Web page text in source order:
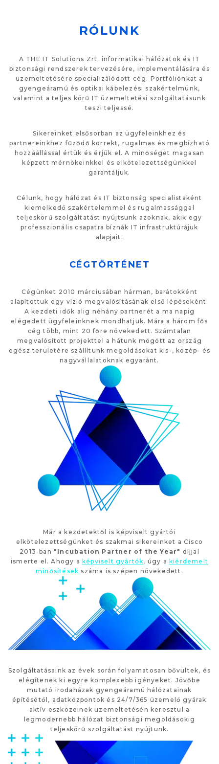
RÓLUNK
A THE IT Solutions Zrt. informatikai hálózatok és IT
biztonsági rendszerek tervezésére, implementálására és
üzemeltetésére specializálódott cég. Portfóliónkat a
gyengeáramú és optikai kábelezési szakértelmünk,
valamint a teljes körű IT üzemeltetési szolgáltatásunk
teszi teljessé.
Sikereinket elsősorban az ügyfeleinkhez és
partnereinkhez fűződő korrekt, rugalmas és megbízható
hozzáállással értük és érjük el. A minőséget magasan
képzett mérnökeinkkel és elkötelezettségünkkel
garantáljuk.
Célunk, hogy hálózat és IT biztonság specialistaként
kiemelkedő szakértelemmel és rugalmassággal
teljeskörű szolgáltatást nyújtsunk azoknak, akik egy
professzionális csapatra bíznák IT infrastruktúrájuk
alapjait.
CÉGTÖRTÉNET
Cégünket 2010 márciusában hárman, barátokként
alapítottuk egy vízió megvalósításának első lépéseként.
A kezdeti idők alig néhány partnerét a ma napig
elégedett ügyfeleinknek mondhatjuk. Mára a három fős
cég több, mint 20 főre növekedett. Számtalan
megvalósított projekttel a hátunk mögött az ország
egész területére szállítunk megoldásokat kis-, közép- és
nagyvállalatoknak egyaránt.
Már a kezdetektől is képviselt gyártói
elkötelezettségünket és szakmai sikereinket a Cisco
2013-ban "Incubation Partner of the Year" díjjal
ismerte el. Ahogy a képviselt gyártók, úgy a kiérdemelt
minősítések száma is szépen növekedett.
Szolgáltatásaink az évek során folyamatosan bővültek, és
elégítenek ki egyre komplexebb igényeket. Jövőbe
mutató irodaházak gyengeáramú hálózatainak
építésétől, adatközpontok és 24/7/365 üzemelő gyárak
aktív eszközeinek üzemeltetésén keresztül a
legmodernebb hálózat biztonsági megoldásokig
teljeskörű szolgáltatást nyújtunk.